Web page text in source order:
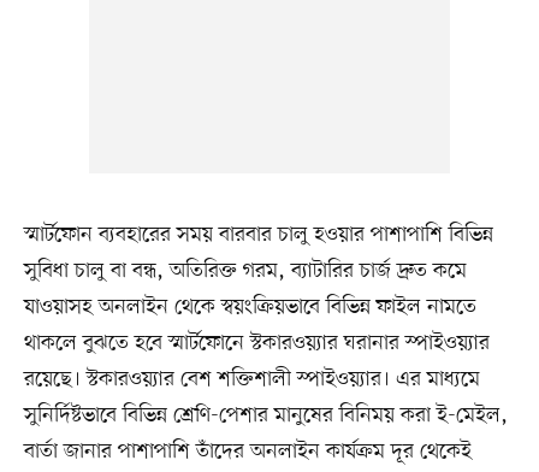
স্মার্টফোন ব্যবহারের সময় বারবার চালু হওয়ার পাশাপাশি বিভিন্ন
সুবিধা চালু বা বন্ধ, অতিরিক্ত গরম, ব্যাটারির চার্জ দ্রুত কমে
যাওয়াসহ অনলাইন থেকে স্বয়ংক্রিয়ভাবে বিভিন্ন ফাইল নামতে
থাকলে বুঝতে হবে স্মার্টফোনে স্টকারওয়্যার ঘরানার স্পাইওয়্যার
রয়েছে। স্টকারওয়্যার বেশ শক্তিশালী স্পাইওয়্যার। এর মাধ্যমে
সুনির্দিষ্টভাবে বিভিন্ন শ্রেণি-পেশার মানুষের বিনিময় করা ই-মেইল,
বার্তা জানার পাশাপাশি তাঁদের অনলাইন কার্যক্রম দূর থেকেই